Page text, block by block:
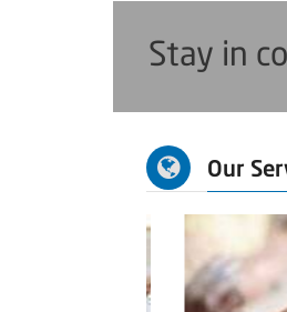
Stay in
Our